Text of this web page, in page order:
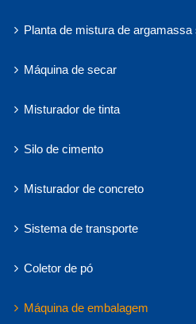
Planta de mistura de argamassa
Máquina de secar
Misturador de tinta
Silo de cimento
Misturador de concreto
Sistema de transporte
Coletor de pó
Máquina de embalagem